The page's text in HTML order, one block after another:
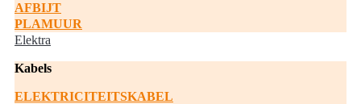
AFBIJT
PLAMUUR
Elektra
Kabels
ELEKTRICITEITSKABEL